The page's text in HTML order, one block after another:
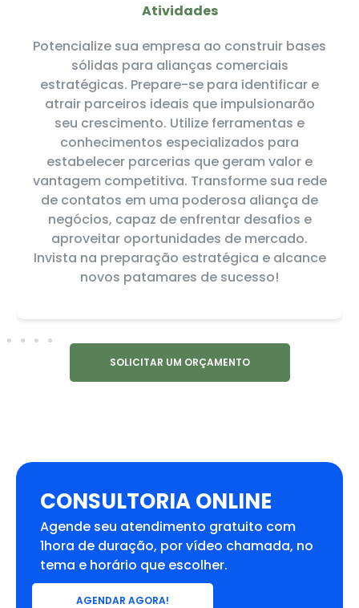
Atividades
Potencialize sua empresa ao construir bases
sólidas para alianças comerciais
estratégicas. Prepare-se para identificar e
atrair parceiros ideais que impulsionarão
seu crescimento. Utilize ferramentas e
conhecimentos especializados para
estabelecer parcerias que geram valor e
vantagem competitiva. Transforme sua rede
de contatos em uma poderosa aliança de
negócios, capaz de enfrentar desafios e
aproveitar oportunidades de mercado.
Invista na preparação estratégica e alcance
novos patamares de sucesso!
SOLICITAR UM ORÇAMENTO
CONSULTORIA ONLINE
Agende seu atendimento gratuito com
1hora de duração, por vídeo chamada, no
tema e horário que escolher.
AGENDAR AGORA!